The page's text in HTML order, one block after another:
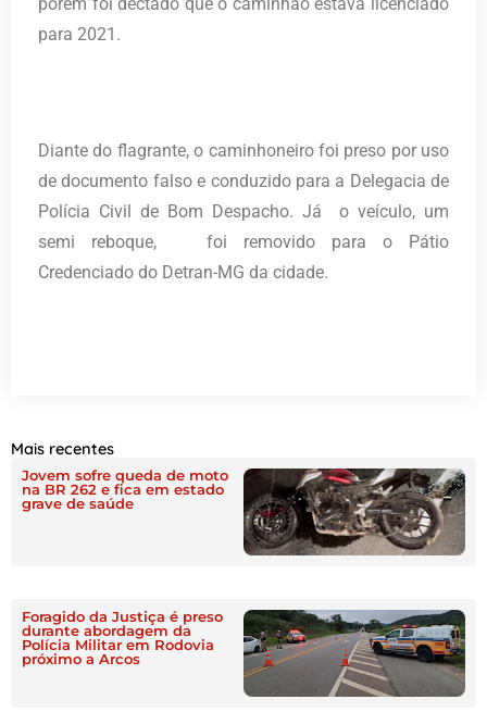
para 2021.
Diante do flagrante, o caminhoneiro foi preso por uso
de documento falso e conduzido para a Delegacia de
Polícia Civil de Bom Despacho. Já o veículo, um
semi reboque, foi removido para o Pátio
Credenciado do Detran-MG da cidade.
Mais recentes
Jovem sofre queda de moto
na BR 262 e fica em estado
grave de saúde
Foragido da Justiça é preso
durante abordagem da
Polícia Militar em Rodovia
próximo a Arcos